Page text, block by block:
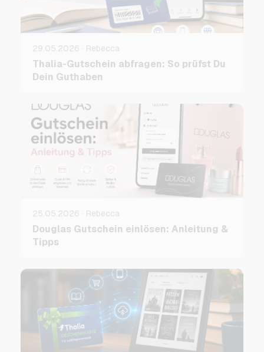
29.05.2026 · Rebecca
Thalia-Gutschein abfragen: So prüfst Du
Dein Guthaben
25.05.2026 · Rebecca
Douglas Gutschein einlösen: Anleitung &
Tipps